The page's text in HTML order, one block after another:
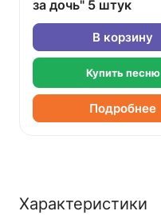
за дочь" 5 штук
В корзину
Купить песню
Подробнее
Характеристики